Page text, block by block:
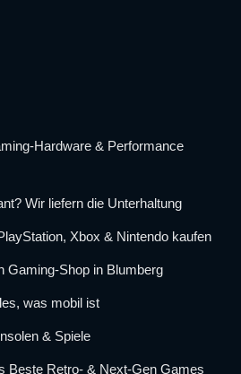
Hardware & Performance
Wir liefern die Unterhaltung
Xbox & Nintendo kaufen
Gaming-Shop in Blumberg
was mobil ist
& Spiele
Beste Retro- & Next-Gen Games